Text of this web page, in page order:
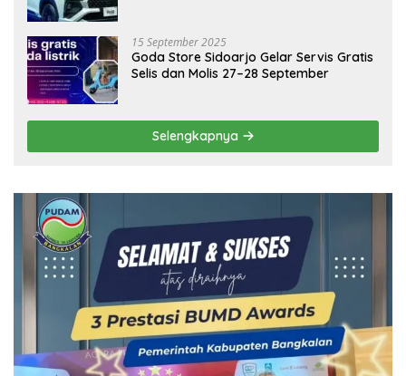
15 September 2025
Goda Store Sidoarjo Gelar Servis Gratis
Selis dan Molis 27–28 September
Selengkapnya